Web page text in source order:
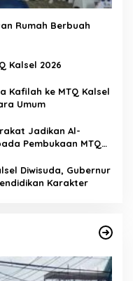
Rumah Berbuah
Kalsel 2026
Kafilah ke MTQ Kalsel
Umum
Jadikan Al-
Pembukaan MTQ
Diwisuda, Gubernur
Karakter